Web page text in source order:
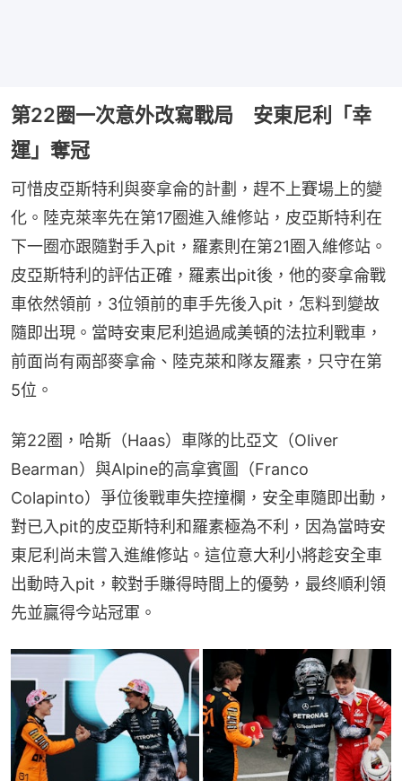
第22圈一次意外改寫戰局 安東尼利「幸
運」奪冠
可惜皮亞斯特利與麥拿侖的計劃，趕不上賽場上的變
化。陸克萊率先在第17圈進入維修站，皮亞斯特利在
下一圈亦跟隨對手入pit，羅素則在第21圈入維修站。
皮亞斯特利的評估正確，羅素出pit後，他的麥拿侖戰
車依然領前，3位領前的車手先後入pit，怎料到變故
隨即出現。當時安東尼利追過咸美頓的法拉利戰車，
前面尚有兩部麥拿侖、陸克萊和隊友羅素，只守在第
5位。
第22圈，哈斯（Haas）車隊的比亞文（Oliver
Bearman）與Alpine的高拿賓圖（Franco
Colapinto）爭位後戰車失控撞欄，安全車隨即出動，
對已入pit的皮亞斯特利和羅素極為不利，因為當時安
東尼利尚未嘗入進維修站。這位意大利小將趁安全車
出動時入pit，較對手賺得時間上的優勢，最终順利領
先並贏得今站冠軍。